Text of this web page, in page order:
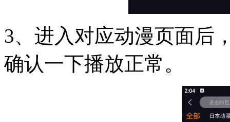
3、进入对应动漫页面后
确认一下播放正常。